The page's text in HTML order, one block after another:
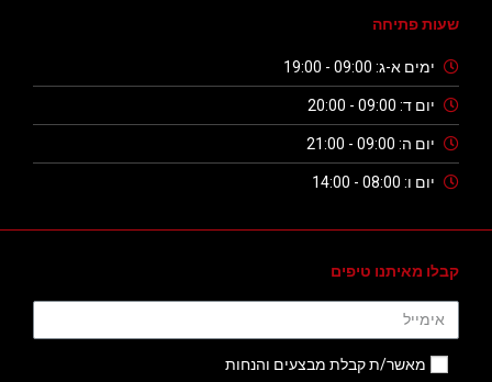
שעות פתיחה
ימים א-ג: 09:00 - 19:00
יום ד: 09:00 - 20:00
יום ה: 09:00 - 21:00
יום ו: 08:00 - 14:00
קבלו מאיתנו טיפים
מאשר/ת קבלת מבצעים והנחות